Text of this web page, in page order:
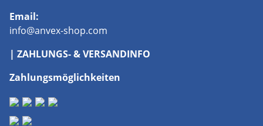
Email:
info@anvex-shop.com
| ZAHLUNGS- & VERSANDINFO
Zahlungsmöglichkeiten